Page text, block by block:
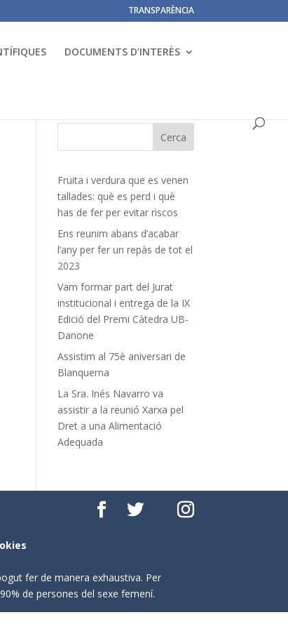
TRANSPARÈNCIA
DOCUMENTS D’INTERÈS
Fruita i verdura que es venen
tallades: què es perd i què
has de fer per evitar riscos
Ens reunim abans d’acabar
l’any per fer un repàs de tot el
2023
Vam formar part del Jurat
institucional i entrega de la IX
Edició del Premi Càtedra UB-
Danone
Assistim al 75è aniversari de
Blanquerna
La Sra. Inés Navarro va
assistir a la reunió Xarxa pel
Dret a una Alimentació
Adequada
fer de manera exhaustiva. Per
de persones del sexe femení.